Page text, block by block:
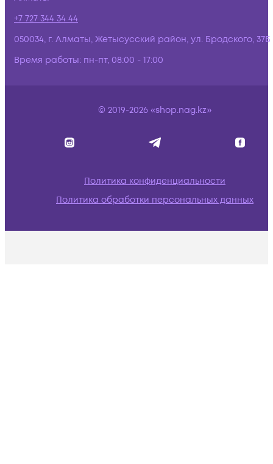
+7 727 344 34 44
050034, г. Алматы, Жетысусский район, ул. Бродского, 37Б
Время работы: пн-пт, 08:00 - 17:00
© 2019-2026 «shop.nag.kz»
Политика конфиденциальности
Политика обработки персональных данных